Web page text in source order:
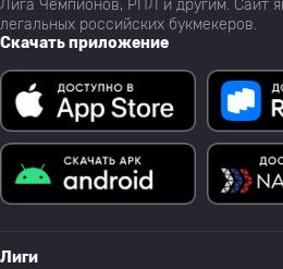
Лига Чемпионов, РПЛ и другим. Сайт
легальных российских букмекеров.
Скачать приложение
Лиги